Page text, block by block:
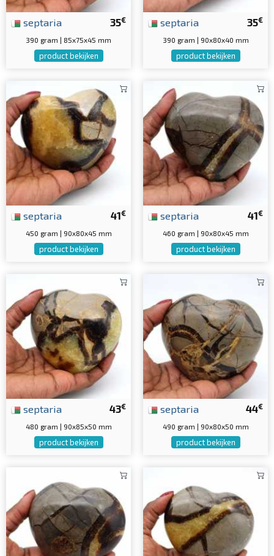
35€
septaria
390 gram | 85x75x45 mm
product bekijken
35€
septaria
390 gram | 90x80x40 mm
product bekijken
41€
septaria
450 gram | 90x80x45 mm
product bekijken
41€
septaria
460 gram | 90x80x45 mm
product bekijken
43€
septaria
480 gram | 90x85x50 mm
product bekijken
44€
septaria
490 gram | 90x80x50 mm
product bekijken